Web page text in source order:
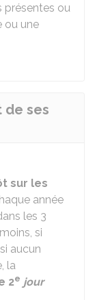
présentes ou
ou une
de ses
sur les
année
les 3
si
aucun
la
2e jour